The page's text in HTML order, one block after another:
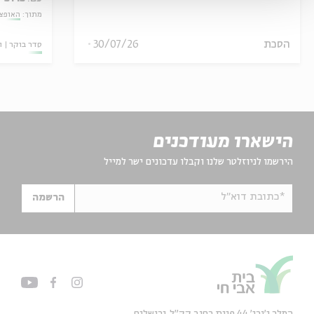
הסכת 30/07/26
מתוך:
סדר בוקר
הישארו מעודכנים
הירשמו לניוזלטר שלנו וקבלו עדכונים ישר למייל
*כתובת דוא"ל הרשמה